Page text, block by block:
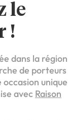
le
!
dans la région
de porteurs
unique
avec Raison